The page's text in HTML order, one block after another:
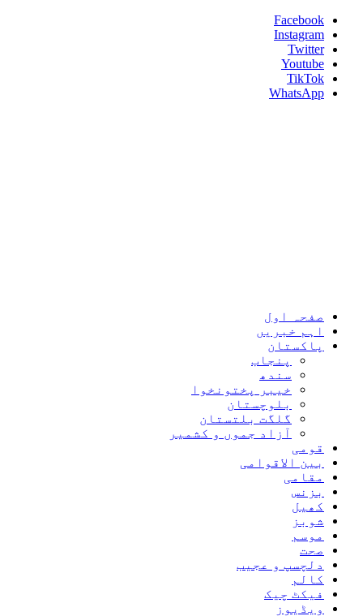
Skip
content
Facebook
Instagram
Twitter
Youtube
TikTok
WhatsApp
صفحہ اول
اہم خبریں
پاکستان
پنجاب
سندھ
خیبر پختونخوا
بلوچستان
گلگت بلتستان
آزاد جموں و کشمیر
قومی
بین الاقوامی
مقامی
بزنس
کھیل
شوبز
موسم
صحت
دلچسپ و عجیب
کالم
فیکٹ چیک
ویڈیوز